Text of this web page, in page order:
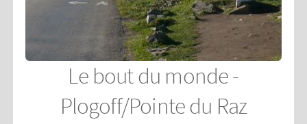
Le bout du monde -
Plogoff/Pointe du Raz